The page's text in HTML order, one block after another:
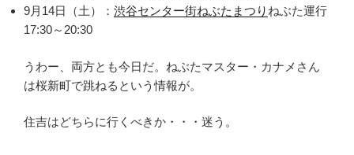
9月14日（土）： 渋谷センター街ねぶたまつり ねぶた運行
17:30～20:30
うわー、両方とも今日だ。ねぶたマスター・カナメさん
は桜新町で跳ねるという情報が。
住吉はどちらに行くべきか・・・迷う。